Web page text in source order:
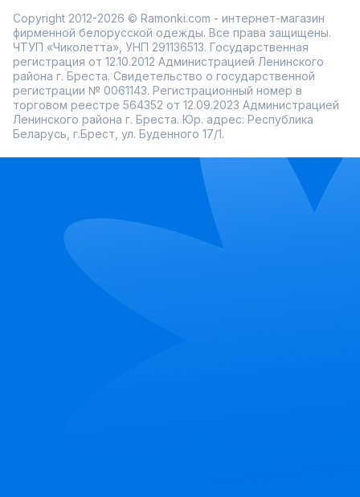
Copyright 2012-2026 © Ramonki.com - интернет-магазин
фирменной белорусской одежды. Все права защищены.
ЧТУП «Чиколетта», УНП 291136513. Государственная
регистрация от 12.10.2012 Администрацией Ленинского
района г. Бреста. Свидетельство о государственной
регистрации № 0061143. Регистрационный номер в
торговом реестре 564352 от 12.09.2023 Администрацией
Ленинского района г. Бреста. Юр. адрес: Республика
Беларусь, г.Брест, ул. Буденного 17/1.